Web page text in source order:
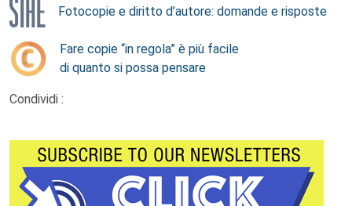
Fotocopie e diritto d’autore: domande e risposte
Fare copie “in regola” è più facile
di quanto si possa pensare
Condividi :